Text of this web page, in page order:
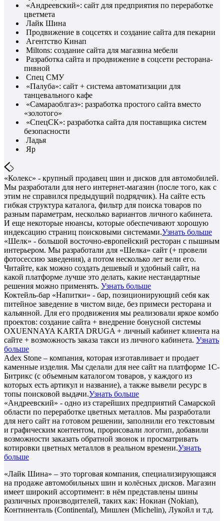
«Андреевский»: сайт для предприятия по переработке
цветмета
Лайк Шина
Продвижение в соцсетях и создание сайта для пекарни
Агентство Кинап
Miltons: создание сайта для магазина мебели
Разработка сайта и продвижение в соцсети ресторана-
пивной
Спец СМУ
«Палуба»: сайт + система автоматизации для
танцевального кафе
«Самараоблгаз»: разработка простого сайта вместо
«золотого»
«СпецСК»: разработка сайта для поставщика систем
безопасности
Ладья
Яр
«Колекс» - крупный продавец шин и дисков для автомобилей.
Мы разработали для него интернет-магазин (после того, как с
этим не справился предыдущий подрядчик). На сайте есть
гибкая структура каталога, фильтр для поиска товаров по
разным параметрам, несколько вариантов личного кабинета.
И еще некоторые нюансы, которые обеспечивают хорошую
индексацию страниц поисковыми системами.Узнать больше
«Шелк» - большой восточно-европейский ресторан с пышным
интерьером. Мы разработали для «Шелка» сайт (+ провели
фотосессию заведения), а потом несколько лет вели его.
Читайте, как можно создать дешевый и удобный сайт, на
какой платформе лучше это делать, какие нестандартные
решения можно применять. Узнать больше
Коктейль-бар «Напитки» - бар, позиционирующий себя как
питейное заведение в чистом виде, без примеси ресторана и
кальянной. Для его продвижения мы реализовали яркое комбо
проектов: создание сайта + внедрение бонусной системы
OXUENNAYA KARTA DRUGA + личный кабинет клиента на
сайте + возможность заказа такси из личного кабинета. Узнать
больше
Adex Stone – компания, которая изготавливает и продает
каменные изделия. Мы сделали для нее сайт на платформе 1С-
Битрикс (с объемным каталогом товаров, у каждого из
которых есть артикул и название), а также вывели ресурс в
топы поисковой выдачи.Узнать больше
«Андреевский» - одно из старейших предприятий Самарской
области по переработке цветных металлов. Мы разработали
для него сайт на готовом решении, заполнили его текстовым
и графическим контентом, прорисовали логотип, добавили
возможности заказать обратной звонок и просматривать
котировки цветных металлов в реальном времени.Узнать
больше
«Лайк Шина» – это торговая компания, специализирующаяся
на продаже автомобильных шин и колёсных дисков. Магазин
имеет широкий ассортимент: в нём представлены шины
различных производителей, таких как: Нокиан (Nokian),
Континенталь (Continental), Мишлен (Michelin), Лукойл и т.д.